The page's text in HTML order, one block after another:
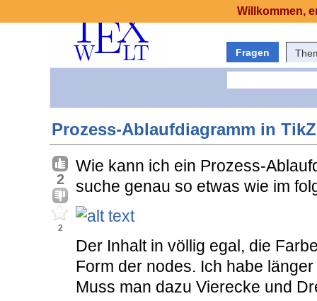
Fragen
Prozess-Ablaufdiagramm in
2
2
Wie kann ich ein Prozess-
suche genau so etwas wie im
Der Inhalt in völlig egal, die
Form der nodes. Ich habe
Muss man dazu Vierecke und
Willkommen,